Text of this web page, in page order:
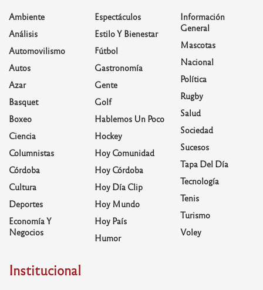
Ambiente
Análisis
Automovilismo
Autos
Azar
Basquet
Boxeo
Ciencia
Columnistas
Córdoba
Cultura
Deportes
Economía Y
Negocios
Espectáculos
Estilo Y Bienestar
Fútbol
Gastronomía
Gente
Golf
Hablemos Un Poco
Hockey
Hoy Comunidad
Hoy Córdoba
Hoy Día Clip
Hoy Mundo
Hoy País
Humor
Información
General
Mascotas
Nacional
Política
Rugby
Salud
Sociedad
Sucesos
Tapa Del Día
Tecnología
Tenis
Turismo
Voley
Institucional